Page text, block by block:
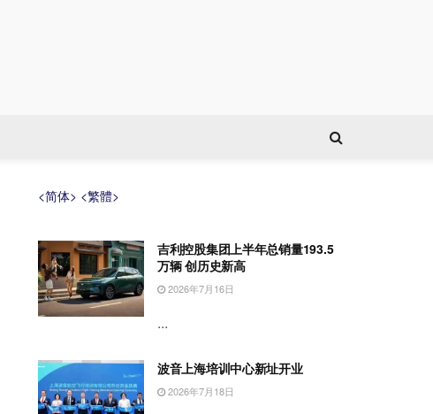
<简体> <繁體>
吉利控股集团上半年总销量193.5
万辆 创历史新高
2026年7月16日
...
波音上海培训中心新址开业
2026年7月18日